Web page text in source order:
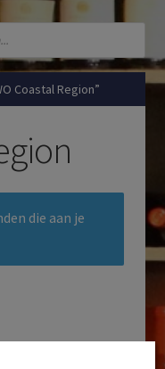
Coastal Region”
die aan je